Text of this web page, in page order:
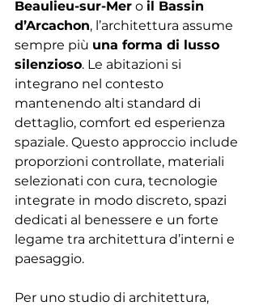
Beaulieu-sur-Mer o il Bassin
d’Arcachon, l’architettura assume
sempre più una forma di lusso
silenzioso. Le abitazioni si
integrano nel contesto
mantenendo alti standard di
dettaglio, comfort ed esperienza
spaziale. Questo approccio include
proporzioni controllate, materiali
selezionati con cura, tecnologie
integrate in modo discreto, spazi
dedicati al benessere e un forte
legame tra architettura d’interni e
paesaggio.
Per uno studio di architettura,